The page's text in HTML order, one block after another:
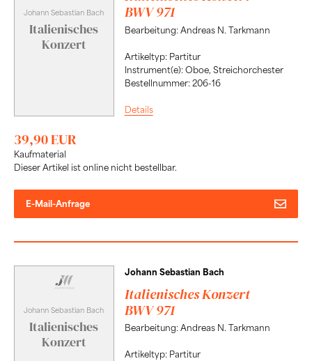
Johann Sebastian Bach
Italienisches
Konzert
BWV 971
Bearbeitung: Andreas N. Tarkmann
Artikeltyp: Partitur
Instrument(e): Oboe, Streichorchester
Bestellnummer: 206-16
Details
39,90 EUR
Kaufmaterial
Dieser Artikel ist online nicht bestellbar.
E-Mail-Anfrage
Johann Sebastian Bach
Italienisches
Konzert
Johann Sebastian Bach
Italienisches Konzert
BWV 971
Bearbeitung: Andreas N. Tarkmann
Artikeltyp: Partitur